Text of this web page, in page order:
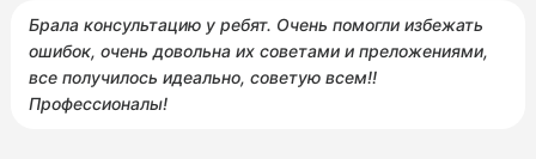
Брала консультацию у ребят. Очень помогли избежать
ошибок, очень довольна их советами и преложениями,
все получилось идеально, советую всем!!
Профессионалы!